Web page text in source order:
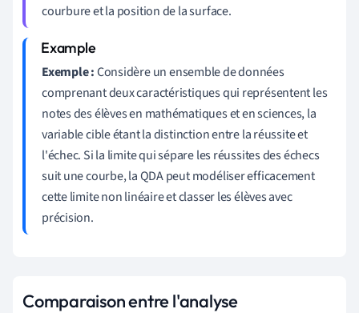
courbure et la position de la surface.
Exemple :Considère un ensemble de données
comprenant deux caractéristiques qui représentent les
notes des élèves en mathématiques et en sciences, la
variable cible étant la distinction entre la réussite et
l'échec. Si la limite qui sépare les réussites des échecs
suit une courbe, la QDA peut modéliser efficacement
cette limite non linéaire et classer les élèves avec
précision.
Comparaison entre l'analyse